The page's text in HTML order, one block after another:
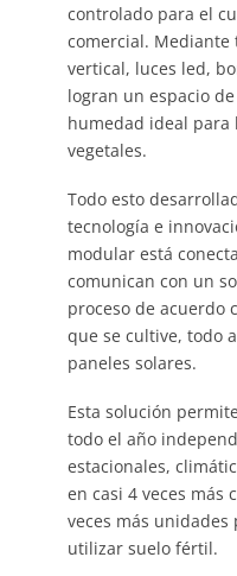
controlado para el
comercial.
vertical, luces led,
logran un espacio
humedad ideal para
vegetales.
Todo esto
tecnología e
modular está
comunican con un
proceso de acuerdo
que se cultive, todo
paneles solares.
Esta solución
todo el año
estacionales,
en casi 4 veces más
veces más
utilizar suelo fértil.